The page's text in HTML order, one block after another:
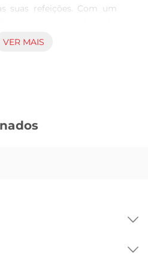
suas refeições. Com um
traz um novo ar à sua
as colheres de chá Wolff
do inox assegura que as
do tempo.
VER MAIS